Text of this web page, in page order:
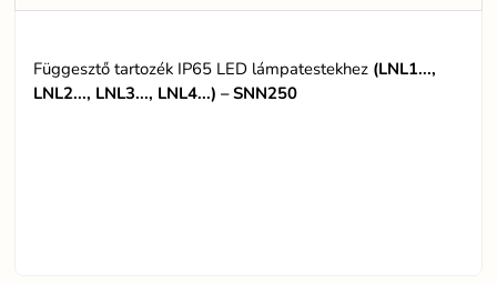
Függesztő tartozék IP65 LED lámpatestekhez (LNL1...,
LNL2..., LNL3..., LNL4...) – SNN250